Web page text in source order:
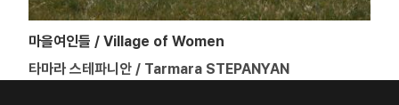
마을여인들 / Village of Women
타마라 스테파니안 / Tarmara STEPANYAN